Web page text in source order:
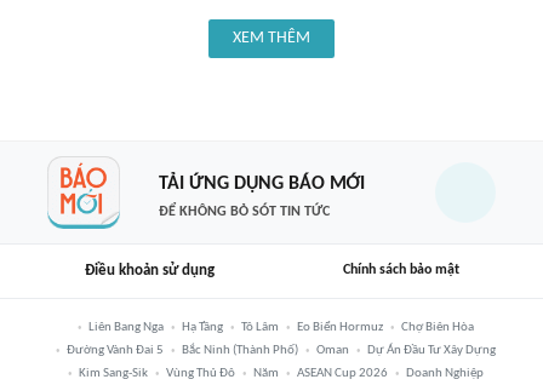
XEM THÊM
TẢI ỨNG DỤNG BÁO MỚI
ĐỂ KHÔNG BỎ SÓT TIN TỨC
Điều khoản sử dụng Chính sách bảo mật
Liên Bang Nga Hạ Tầng Tô Lâm Eo Biển Hormuz
Chợ Biên Hòa
Đường Vành Đai 5
Bắc Ninh (thành Phố) Oman
Dự Án Đầu Tư Xây Dựng
Kim Sang-Sik
Vùng Thủ Đô Năm ASEAN Cup 2026 Doanh Nghiệp